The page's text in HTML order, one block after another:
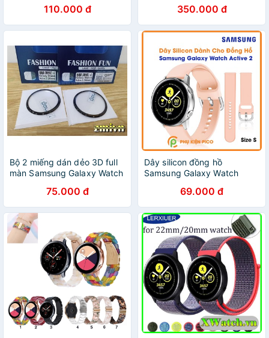
110.000 đ
Pro / Huawei Watch GT2.
350.000 đ
Bộ 2 miếng dán dẻo 3D full
màn Samsung Galaxy Watch
75.000 đ
Dây silicon đồng hồ
Samsung Galaxy Watch
69.000 đ